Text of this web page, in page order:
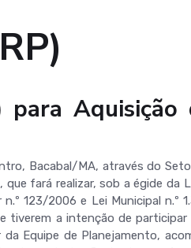
Aquisição
Bacabal/MA, através do
fará realizar, sob a égide da
123/2006 e Lei Municipal n.º
tiverem a intenção de
Equipe de Planejamento,